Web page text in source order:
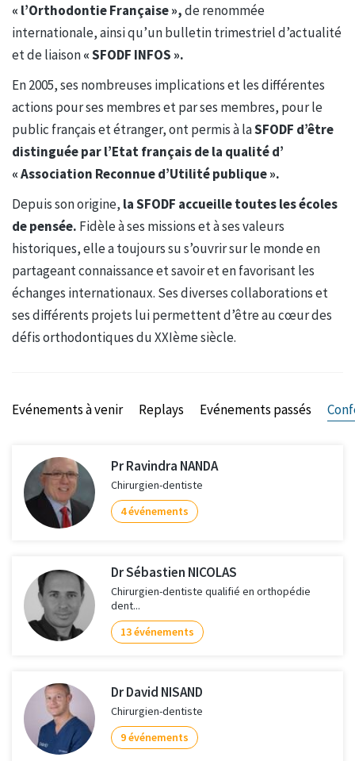
« l’Orthodontie Française »,de renommée
internationale, ainsi qu’un bulletin trimestriel d’actualité
et de liaison« SFODF INFOS ».
En 2005, ses nombreuses implications et les différentes
actions pour ses membres et par ses membres, pour le
public français et étranger, ont permis à laSFODF d’être
distinguée par l’Etat français de la qualité d’
« Association Reconnue d’Utilité publique ».
Depuis son origine, la SFODF accueille toutes les écoles
de pensée. Fidèle à ses missions et à ses valeurs
historiques, elle a toujours su s’ouvrir sur le monde en
partageant connaissance et savoir et en favorisant les
échanges internationaux. Ses diverses collaborations et
ses différents projets lui permettent d’être au cœur des
défis orthodontiques du XXIème siècle.
Evénements à venir Replays Evénements passés
Pr Ravindra NANDA
Chirurgien-dentiste
4 événements
Dr Sébastien NICOLAS
Chirurgien-dentiste qualifié en orthopédie
dent...
13 événements
Dr David NISAND
Chirurgien-dentiste
9 événements